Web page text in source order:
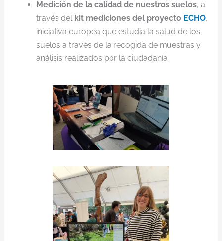
Medición de la calidad de nuestros suelos, a
través del kit mediciones del proyecto ECHO,
iniciativa europea que estudia la salud de los
suelos a través de la recogida de muestras y
análisis realizados por la ciudadanía.